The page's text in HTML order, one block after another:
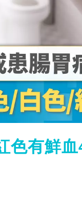
色有鮮